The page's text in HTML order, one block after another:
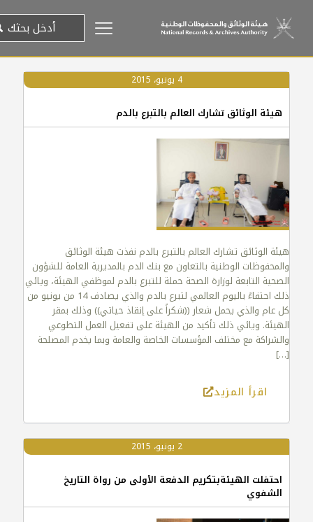
4 يونيو، 2015
هيئة الوثائق تشارك العالم بالتبرع بالدم
هيئة الوثائق تشارك العالم بالتبرع بالدم نفذت هيئة الوثائق
والمحفوظات الوطنية بالتعاون مع بنك الدم بالمديرية العامة للشؤون
الصحية التابعة لوزارة الصحة حملة للتبرع بالدم لموظفي الهيئة، ويائي
ذلك احتفاءً باليوم العالمي لتبرع بالدم والذي يصادف 14 من يونيو من
كل عام والذي يحمل شعار ((شكراً على إنقاذ حياتي)) وذلك بمقر
الهيئة. ويائي ذلك تأكيد من الهيئة على تفعيل العمل التطوعي
والشراكة مع مختلف المؤسسات الخاصة والعامة وبما يخدم المصلحة
[…]
اقرأ المزيد
2 يونيو، 2015
احتفلت الهيئةبتكريم الدفعة الأولى من رواة التاريخ
الشفوي